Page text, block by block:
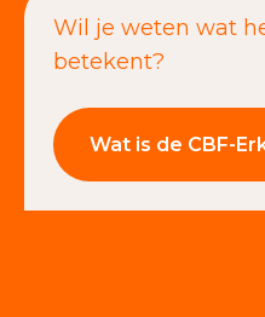
Wil je weten wat
betekent?
Wat is de CBF-